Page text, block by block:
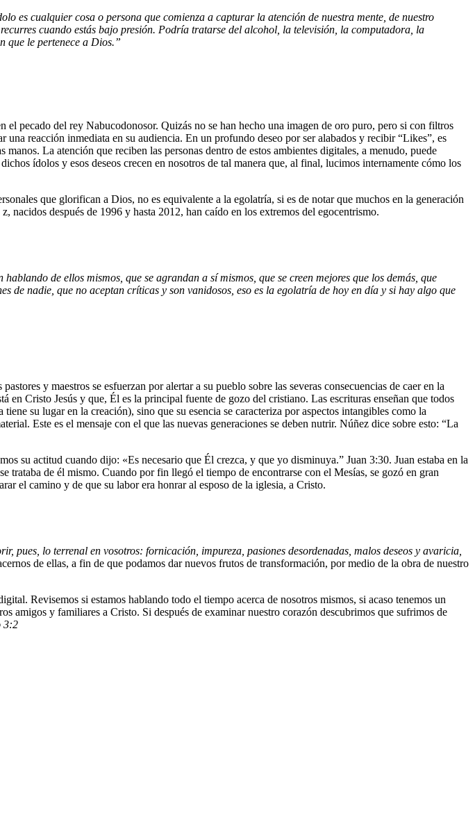
es cualquier cosa o persona que comienza a capturar la atención de nuestra mente, de nuestro
cuando estás bajo presión. Podría tratarse del alcohol, la televisión, la computadora, la
que le pertenece a Dios.”
pecado del rey Nabucodonosor. Quizás no se han hecho una imagen de oro puro, pero si con filtros
reacción inmediata en su audiencia. En un profundo deseo por ser alabados y recibir “Likes”, es
La atención que reciben las personas dentro de estos ambientes digitales, a menudo, puede
ídolos y esos deseos crecen en nosotros de tal manera que, al final, lucimos internamente cómo los
que glorifican a Dios, no es equivalente a la egolatría, si es de notar que muchos en la generación
nacidos después de 1996 y hasta 2012, han caído en los extremos del egocentrismo.
de ellos mismos, que se agrandan a sí mismos, que se creen mejores que los demás, que
de nadie, que no aceptan críticas y son vanidosos, eso es la egolatría de hoy en día y si hay algo que
y maestros se esfuerzan por alertar a su pueblo sobre las severas consecuencias de caer en la
en Cristo Jesús y que, Él es la principal fuente de gozo del cristiano. Las escrituras enseñan que todos
su lugar en la creación), sino que su esencia se caracteriza por aspectos intangibles como la
Este es el mensaje con el que las nuevas generaciones se deben nutrir. Núñez dice sobre esto: “La
su actitud cuando dijo: «Es necesario que Él crezca, y que yo disminuya.” Juan 3:30. Juan estaba en la
trataba de él mismo. Cuando por fin llegó el tiempo de encontrarse con el Mesías, se gozó en gran
el camino y de que su labor era honrar al esposo de la iglesia, a Cristo.
pues, lo terrenal en vosotros: fornicación, impureza, pasiones desordenadas, malos deseos y avaricia,
de ellas, a fin de que podamos dar nuevos frutos de transformación, por medio de la obra de nuestro
Revisemos si estamos hablando todo el tiempo acerca de nosotros mismos, si acaso tenemos un
amigos y familiares a Cristo. Si después de examinar nuestro corazón descubrimos que sufrimos de
3:2